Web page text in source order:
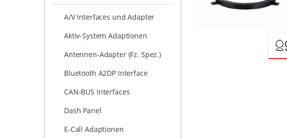
A/V Interfaces und Adapter
Aktiv-System Adaptionen
Antennen-Adapter (Fz. Spez.)
Bluetooth A2DP Interface
CAN-BUS Interfaces
Dash Panel
E-Call Adaptionen